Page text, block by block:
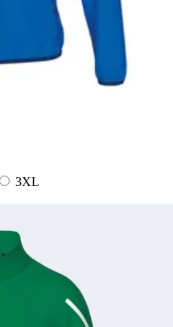
3XL